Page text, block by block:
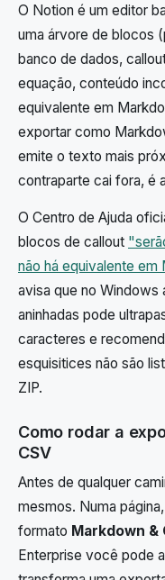
O Notion é um editor
uma árvore de blocos
banco de dados,
equação, conteúdo
equivalente em
exportar como
emite o texto mais
contraparte cai fora, é
O Centro de Ajuda
blocos de callout
não há equivalente em
avisa que no
aninhadas pode
caracteres e
esquisitices não são
ZIP.
Como rodar a
CSV
Antes de qualquer
mesmos. Numa
formato Markdown &
Enterprise você pode